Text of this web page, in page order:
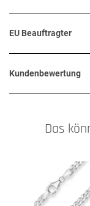
EU Beauftragter
Kundenbewertung
Das